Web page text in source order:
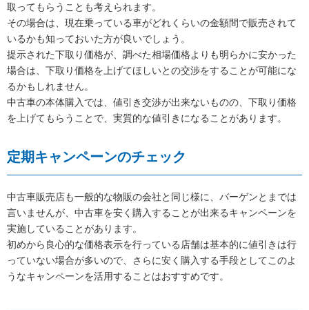
取ってもらうことも考えられます。
その場合は、現在乗っている車がどれくらいの金額間で販売されて
いるかも知っておいた方が良いでしょう。
提示された下取り価格が、調べた相場価格よりも明らかに安かった
場合は、下取り価格を上げてほしいとの交渉をすることが可能にな
るかもしれません。
中古車の本体購入では、値引き交渉が出来ないものの、下取り価格
を上げてもらうことで、実質的な値引きになることがあります。
定期キャンペーンのチェック
中古車販売店も一般的な物販の会社と同じ様に、バーゲンとまでは
言いませんが、中古車を安く購入することが出来るキャンペーンを
実施していることがあります。
初めから良心的な価格表示を行っている店舗は基本的に値引きは行
っていない場合が多いので、さらに安く購入する手段としてこのよ
うなキャンペーンを活用することはおすすめです。